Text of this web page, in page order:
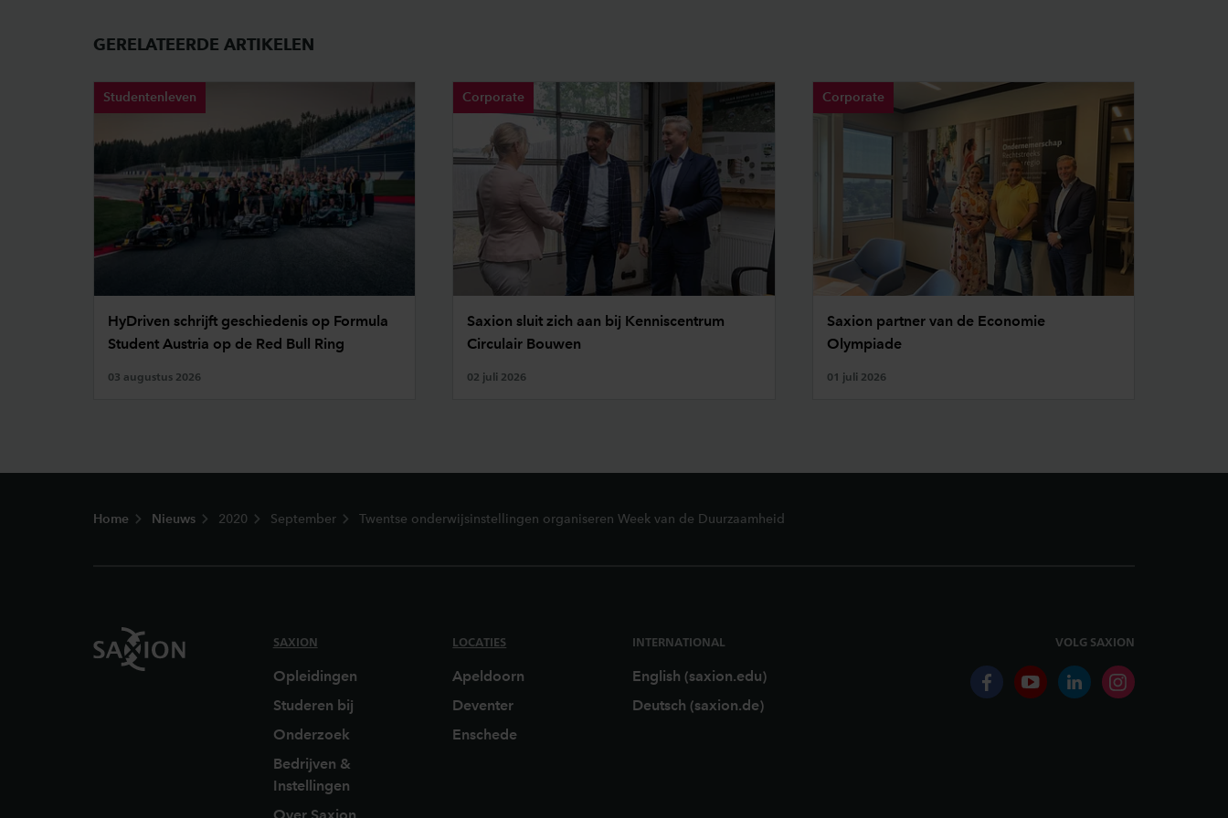
GERELATEERDE ARTIKELEN
Studentenleven
HyDriven schrijft geschiedenis op Formula
Student Austria op de Red Bull Ring
03 augustus 2026
Corporate
Saxion sluit zich aan bij Kenniscentrum
Circulair Bouwen
02 juli 2026
Corporate
Saxion partner van de Economie
Olympiade
01 juli 2026
Home Nieuws 2020 September Twentse onderwijsinstellingen organiseren Week van de Duurzaamheid
SAXION
Opleidingen
Studeren bij
Onderzoek
Bedrijven &
Instellingen
LOCATIES
Apeldoorn
Deventer
Enschede
INTERNATIONAL
English (saxion.edu)
Deutsch (saxion.de)
VOLG SAXION
facebookyoutubelinkedininstagram